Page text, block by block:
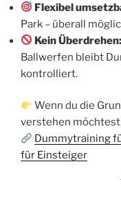
Flexibel
Park – überall
Kein Überdrehen:
Ballwerfen bleibt
kontrolliert.
Wenn du die
verstehen
Dummytraining
für Einsteiger